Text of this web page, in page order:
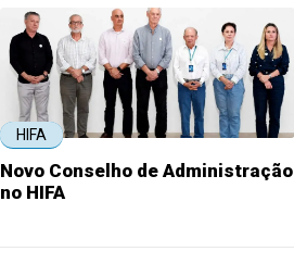
HIFA
Novo Conselho de Administração
no HIFA